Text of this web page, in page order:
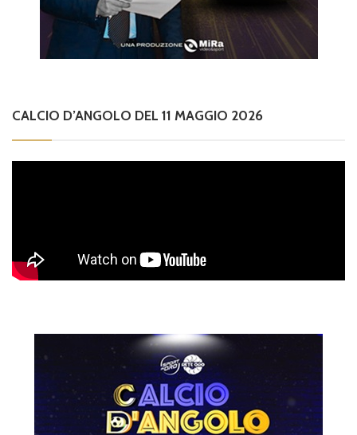
CALCIO D’ANGOLO DEL 11 MAGGIO 2026